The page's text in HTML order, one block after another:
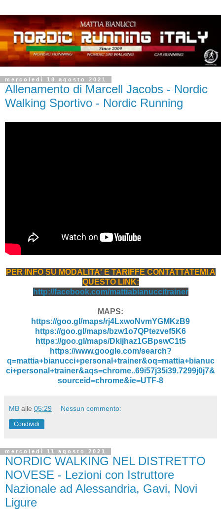
mercoledì 18 agosto 2021
Allenamento di Marcell Jacobs - Nordic
Walking Sportivo - Nordic Running
PER INFO SU MODALITA' E TARIFFE CONTATTATEMI A
QUESTO LINK:
http://facebook.com/mattiabianuccitrainer
MAPS:
https://goo.gl/maps/rj4LxwoNvmYGMKzB9
https://goo.gl/maps/bzw1o7QPtezvef5K6
https://goo.gl/maps/Dkijhaz1GBpswC1t5
https://www.google.com/search?
q=mattia+bianucci+personal+trainer&oq=mattia+bianuc
ci+personal+trainer&aqs=chrome..69i57j35i39.7299j0j7&
sourceid=chrome&ie=UTF-8
MB alle 05:29 Nessun commento:
Condividi
mercoledì 11 agosto 2021
NORDIC WALKING NEL DISTRETTO
NOVESE - Lezioni con Istruttore
Nazionale ad Alessandria, Gavi, Novi
Ligure